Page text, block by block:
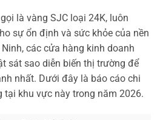
là vàng SJC loại 24K, luôn
sự ổn định và sức khỏe của nền
các cửa hàng kinh doanh
sát sao diễn biến thị trường để
nhất. Dưới đây là báo cáo chi
tại khu vực này trong năm 2026.